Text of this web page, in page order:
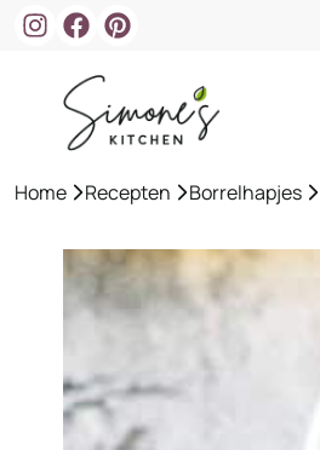
Home »Recepten »Borrelhapjes »